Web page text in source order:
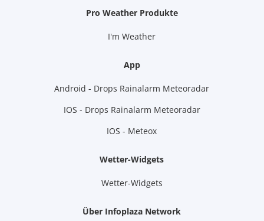
Pro Weather Produkte
I'm Weather
App
Android - Drops Rainalarm Meteoradar
IOS - Drops Rainalarm Meteoradar
IOS - Meteox
Wetter-Widgets
Wetter-Widgets
Über Infoplaza Network